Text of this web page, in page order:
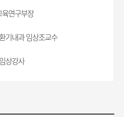
연구부장
기내과 임상조교수
상강사